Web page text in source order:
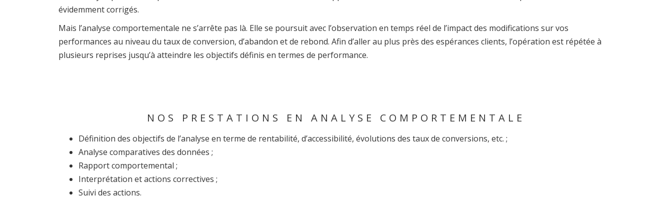
évidemment corrigés.
Mais l’analyse comportementale ne s’arrête pas là. Elle se poursuit avec l’observation en temps réel de l’impact des modifications sur vos
performances au niveau du taux de conversion, d’abandon et de rebond. Afin d’aller au plus près des espérances clients, l’opération est répétée à
plusieurs reprises jusqu’à atteindre les objectifs définis en termes de performance.
NOS PRESTATIONS EN ANALYSE COMPORTEMENTALE
Définition des objectifs de l’analyse en terme de rentabilité, d’accessibilité, évolutions des taux de conversions, etc. ;
Analyse comparatives des données ;
Rapport comportemental ;
Interprétation et actions correctives ;
Suivi des actions.